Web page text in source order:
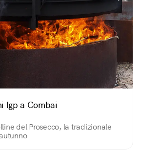
Igp a Combai
del Prosecco, la tradizionale